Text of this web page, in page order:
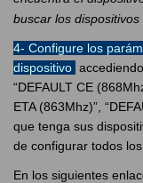
buscar los dispositivos
4- Configure los
dispositivo
“DEFAULT CE
ETA (863Mhz)”,
que tenga sus
de configurar todos
En los siguientes